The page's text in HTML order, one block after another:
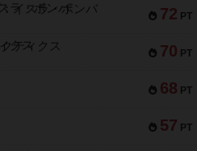
72 PT
イスラ・ボンバ
70 PT
ティクス
68 PT
57 PT